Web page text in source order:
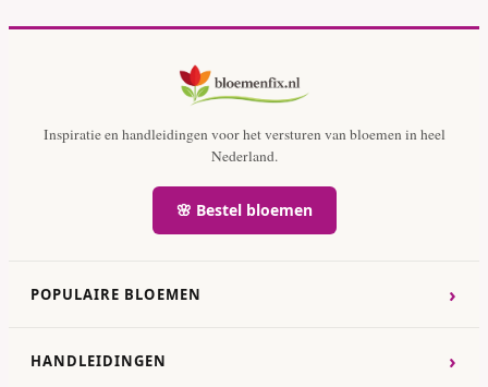
Inspiratie en handleidingen voor het versturen van bloemen in heel
Nederland.
🌸 Bestel bloemen
POPULAIRE BLOEMEN ›
HANDLEIDINGEN ›